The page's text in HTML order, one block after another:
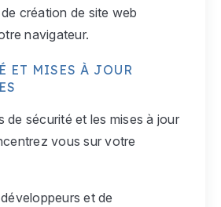
création de site web
navigateur.
ET MISES À JOUR
de sécurité et les mises à jour
vous sur votre
et de